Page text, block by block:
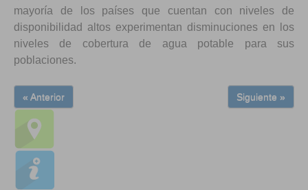
mayoría de los países que cuentan con niveles de
disponibilidad altos experimentan disminuciones en los
niveles de cobertura de agua potable para sus
poblaciones.
« Anterior Siguiente »